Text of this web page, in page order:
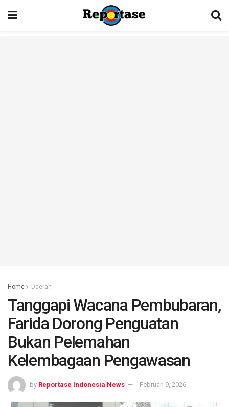
Home Daerah
Tanggapi Wacana Pembubaran,
Farida Dorong Penguatan
Bukan Pelemahan
Kelembagaan Pengawasan
by Reportase Indonesia News Februari 9, 2026